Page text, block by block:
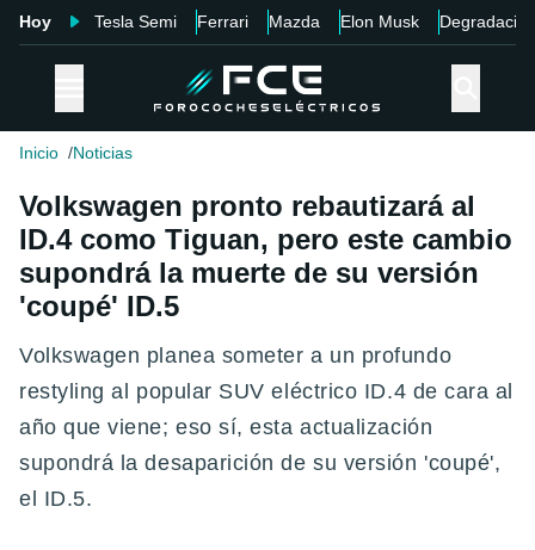
Hoy Tesla Semi Ferrari Mazda Elon Musk Degradación
Inicio Noticias
Volkswagen pronto rebautizará al
ID.4 como Tiguan, pero este cambio
supondrá la muerte de su versión
'coupé' ID.5
Volkswagen planea someter a un profundo
restyling al popular SUV eléctrico ID.4 de cara al
año que viene; eso sí, esta actualización
supondrá la desaparición de su versión 'coupé',
el ID.5.